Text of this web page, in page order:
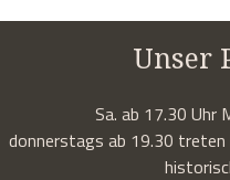
Unser
Sa. ab 17.30 Uhr
donnerstags ab 19.30 treten